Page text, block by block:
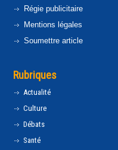
Régie publicitaire
Mentions légales
Soumettre article
Rubriques
Actualité
Culture
Débats
Santé